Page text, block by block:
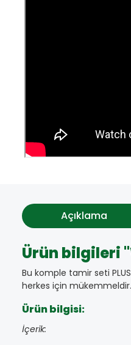
Açıklama
Ürün bilgileri
Bu komple tamir seti
herkes için
Ürün bilgisi:
İçerik: